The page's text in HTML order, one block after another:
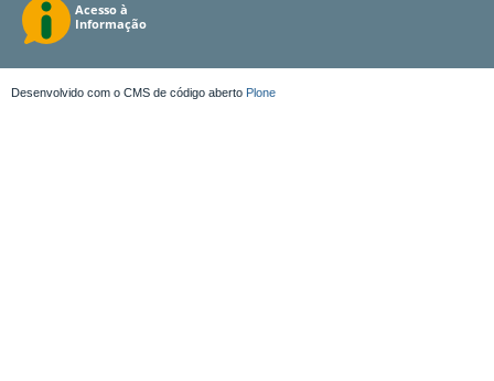
Desenvolvido com o CMS de código aberto Plone